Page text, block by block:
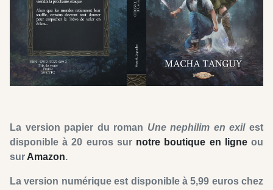
La version papier du roman Une nephilim en exilest
disponible à 20 euros sur notre boutique en ligneou
sur Amazon.
La version numérique est disponible à 5,99 euros chez